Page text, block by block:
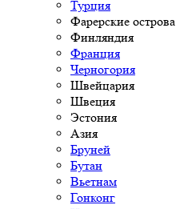
Турция
Фарерские острова
Финляндия
Франция
Черногория
Швейцария
Швеция
Эстония
Азия
Бруней
Бутан
Вьетнам
Гонконг